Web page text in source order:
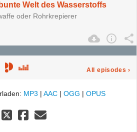
Welt des Wasserstoffs
oder Rohrkrepierer
All episodes ›
MP3 | AAC | OGG | OPUS